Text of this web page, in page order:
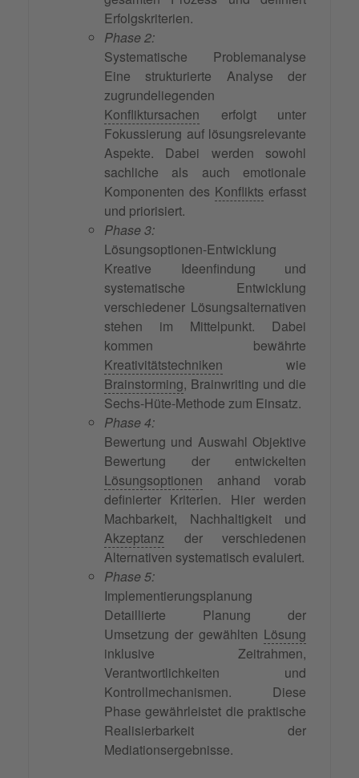
Erfolgskriterien.
Phase 2:
Systematische Problemanalyse
Eine strukturierte Analyse der
zugrundeliegenden
Konfliktursachen erfolgt unter
Fokussierung auf lösungsrelevante
Aspekte. Dabei werden sowohl
sachliche als auch emotionale
Komponenten des Konflikts erfasst
und priorisiert.
Phase 3:
Lösungsoptionen-Entwicklung
Kreative Ideenfindung und
systematische Entwicklung
verschiedener Lösungsalternativen
stehen im Mittelpunkt. Dabei
kommen bewährte
Kreativitätstechniken wie
Brainstorming, Brainwriting und die
Sechs-Hüte-Methode zum Einsatz.
Phase 4:
Bewertung und Auswahl Objektive
Bewertung der entwickelten
Lösungsoptionen anhand vorab
definierter Kriterien. Hier werden
Machbarkeit, Nachhaltigkeit und
Akzeptanz der verschiedenen
Alternativen systematisch evaluiert.
Phase 5:
Implementierungsplanung
Detaillierte Planung der
Umsetzung der gewählten Lösung
inklusive Zeitrahmen,
Verantwortlichkeiten und
Kontrollmechanismen. Diese
Phase gewährleistet die praktische
Realisierbarkeit der
Mediationsergebnisse.